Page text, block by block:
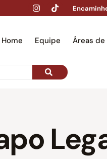
Home Equipe Áreas